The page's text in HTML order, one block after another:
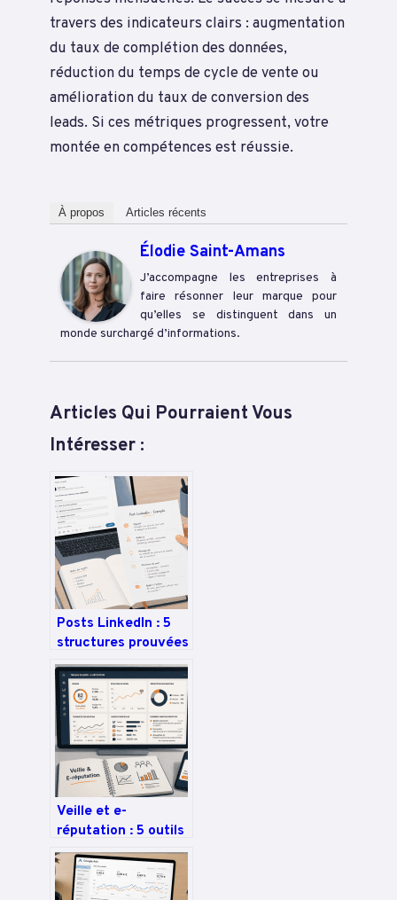
travers des indicateurs clairs : augmentation
du taux de complétion des données,
réduction du temps de cycle de vente ou
amélioration du taux de conversion des
leads. Si ces métriques progressent, votre
montée en compétences est réussie.
À propos Articles récents
Élodie Saint-Amans
J’accompagne les entreprises à
faire résonner leur marque pour
qu’elles se distinguent dans un
monde surchargé d’informations.
Articles Qui Pourraient Vous
Intéresser :
Posts LinkedIn : 5
structures prouvées
pour transformer
vos vues en
interactions
Veille et e-
réputation : 5 outils
indispensables pour
protéger votre
image de marque